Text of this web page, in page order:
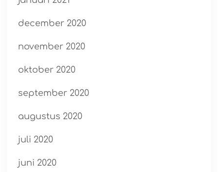
december 2020
november 2020
oktober 2020
september 2020
augustus 2020
juli 2020
juni 2020